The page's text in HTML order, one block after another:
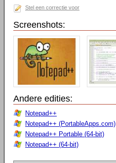
Stel een correctie voor
Screenshots:
Andere edities:
Notepad++
Notepad++ (PortableApps.com)
Notepad++ Portable (64-bit)
Notepad++ (64-bit)